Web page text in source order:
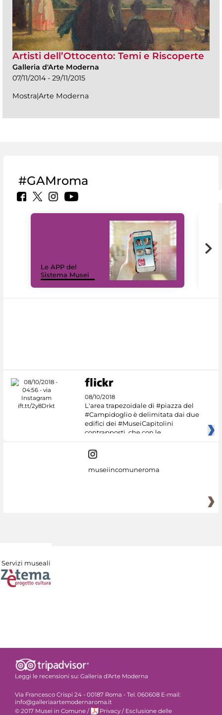
Artisti dell’Ottocento: Temi e Riscoperte
Galleria d'Arte Moderna
07/11/2014 - 29/11/2015
Mostra|Arte Moderna
#GAMroma
Le APP del
Sistema Musei
08/10/2018
L'area trapezoidale di #piazza del
#Campidoglio è delimitata dai due
edifici dei #MuseiCapitolini
contrapposti, che con le
museiincomuneroma
Servizi museali
Leggi le recensioni su: Galleria d'Arte Moderna
Via Francesco Crispi 24 - 00187 Roma - Tel. 060608 E-mail:
info@galleriaartemodernaroma.it
© 2017 Musei in Comune / Privacy / Esclusione delle